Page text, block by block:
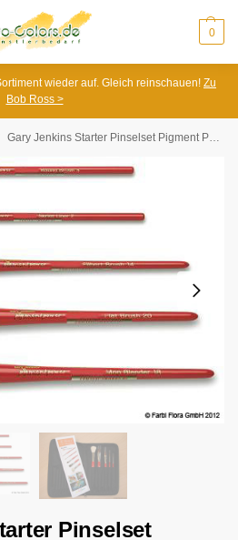
0
wieder auf. Gleich reinschauen! Zu
Bob Ross >
Gary Jenkins Starter Pinselset Pigment Power
Pinselset